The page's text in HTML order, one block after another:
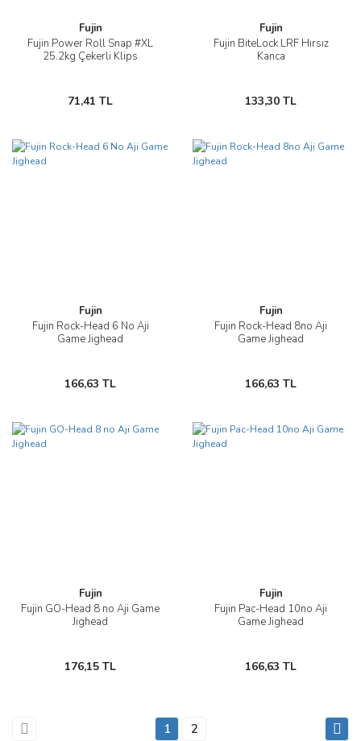
Fujin
Fujin Power Roll Snap #XL
25.2kg Çekerli Klips
71,41 TL
Fujin
Fujin BiteLock LRF Hırsız
Kanca
133,30 TL
Fujin
Fujin Rock-Head 6 No Aji
Game Jighead
166,63 TL
Fujin
Fujin Rock-Head 8no Aji
Game Jighead
166,63 TL
Fujin
Fujin GO-Head 8 no Aji Game
Jighead
176,15 TL
Fujin
Fujin Pac-Head 10no Aji
Game Jighead
166,63 TL
1 2